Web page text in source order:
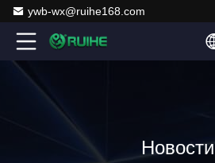
ywb-wx@ruihe168.com
Новости